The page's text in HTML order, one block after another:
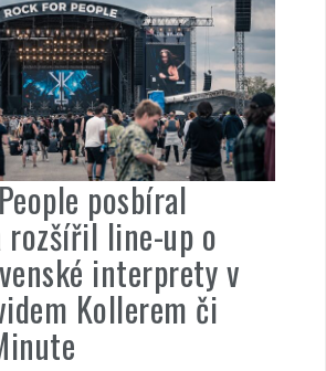
posbíral
rozšířil line-up o
interprety v
Kollerem či